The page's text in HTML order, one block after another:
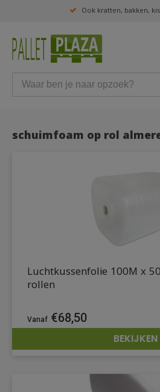
Ook kratten, bakken,
schuimfoam op rol
Luchtkussenfolie 100M x
rollen
€68,50
BEKIJKEN